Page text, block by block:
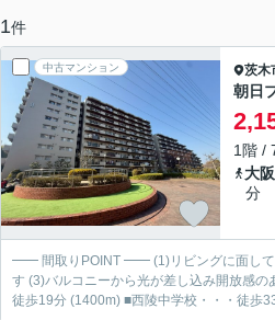
1件
中古マンション 茨木
朝日
1階 /
大
分
━━ 間取りPOINT ━━ (1)リビングに面して
す (3)バルコニーから光が差し込み開放感のあるリビング！ ━━ リフォーム内容 ━━ トイレ新調/浴室新調…等
徒歩19分 (1400m) ■西陵中学校・・・徒歩